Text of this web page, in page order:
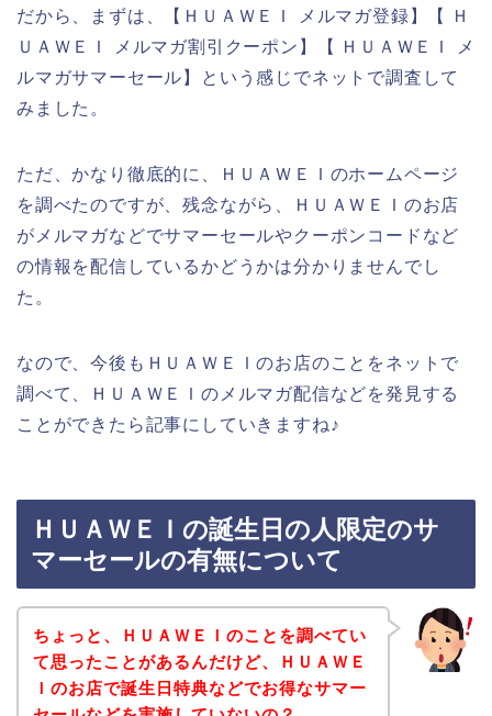
だから、まずは、【ＨＵＡＷＥＩ メルマガ登録】【 Ｈ
ＵＡＷＥＩ メルマガ割引クーポン】【 ＨＵＡＷＥＩ メ
ルマガサマーセール】という感じでネットで調査して
みました。
ただ、かなり徹底的に、ＨＵＡＷＥＩのホームページ
を調べたのですが、残念ながら、ＨＵＡＷＥＩのお店
がメルマガなどでサマーセールやクーポンコードなど
の情報を配信しているかどうかは分かりませんでし
た。
なので、今後もＨＵＡＷＥＩのお店のことをネットで
調べて、ＨＵＡＷＥＩのメルマガ配信などを発見する
ことができたら記事にしていきますね♪
ＨＵＡＷＥＩの誕生日の人限定のサ
マーセールの有無について
ちょっと、ＨＵＡＷＥＩのことを調べてい
て思ったことがあるんだけど、ＨＵＡＷＥ
Ｉのお店で誕生日特典などでお得なサマー